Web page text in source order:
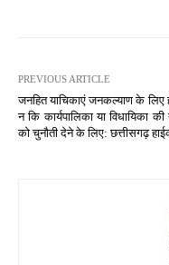
PREVIOUS ARTICLE
जनहित याचिकाएं जनकल्याण के लिए
न कि कार्यपालिका या विधायिका की
को चुनौती देने के लिए: छत्तीसगढ़